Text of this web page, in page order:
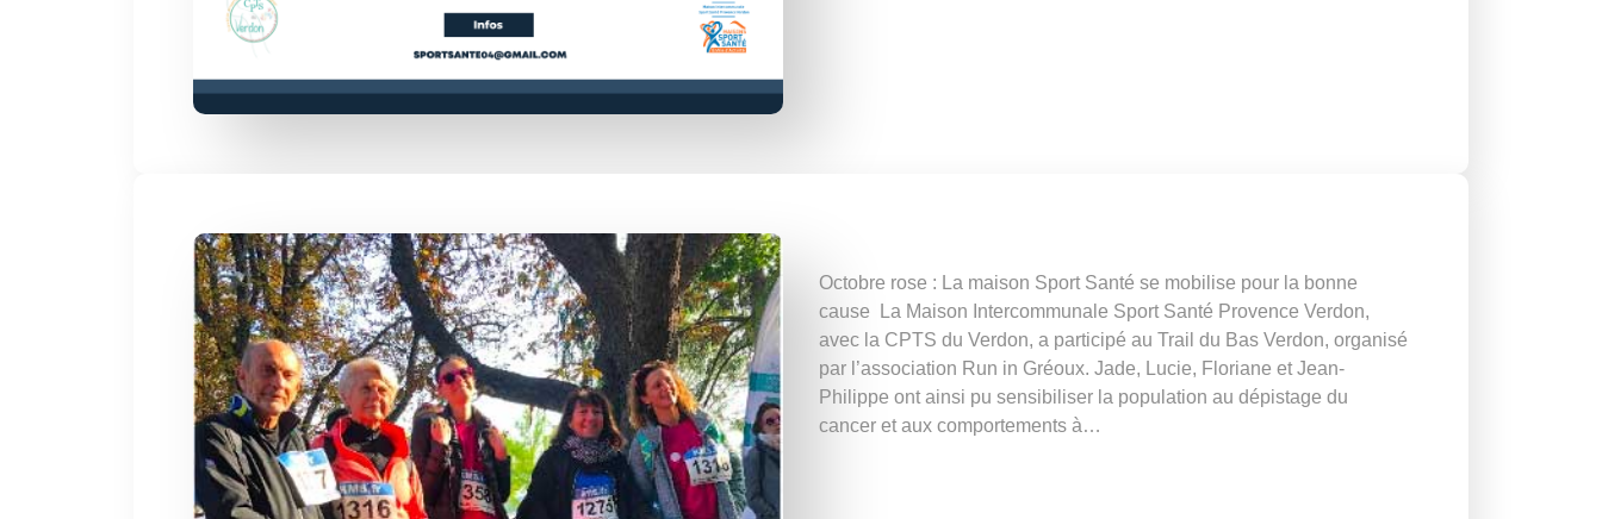
Octobre rose : La maison Sport Santé se mobilise pour la bonne
cause La Maison Intercommunale Sport Santé Provence Verdon,
avec la CPTS du Verdon, a participé au Trail du Bas Verdon, organisé
par l’association Run in Gréoux. Jade, Lucie, Floriane et Jean-
Philippe ont ainsi pu sensibiliser la population au dépistage du
cancer et aux comportements à…